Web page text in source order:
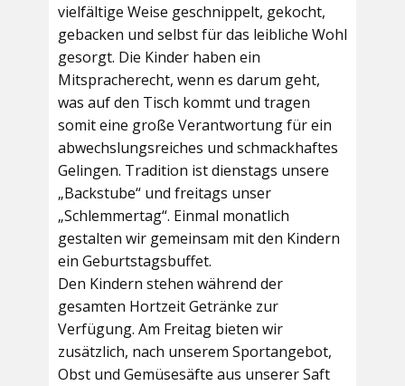
vielfältige Weise geschnippelt, gekocht,
gebacken und selbst für das leibliche Wohl
gesorgt. Die Kinder haben ein
Mitspracherecht, wenn es darum geht,
was auf den Tisch kommt und tragen
somit eine große Verantwortung für ein
abwechslungsreiches und schmackhaftes
Gelingen. Tradition ist dienstags unsere
„Backstube“ und freitags unser
„Schlemmertag“. Einmal monatlich
gestalten wir gemeinsam mit den Kindern
ein Geburtstagsbuffet.
Den Kindern stehen während der
gesamten Hortzeit Getränke zur
Verfügung. Am Freitag bieten wir
zusätzlich, nach unserem Sportangebot,
Obst und Gemüsesäfte aus unserer Saft